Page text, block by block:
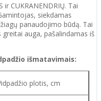
CUKRANENDRIŲ. Tai
siekdamas
panaudojimo būdą. Tai
auga, pašalindamas iš
išmatavimais:
plotis, cm